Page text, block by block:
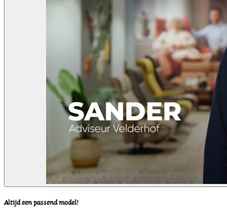
Altijd een passend model!